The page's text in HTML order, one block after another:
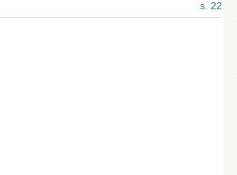
s. 22